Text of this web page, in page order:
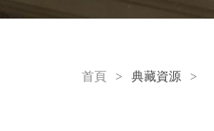
首頁 > 典藏資源 >